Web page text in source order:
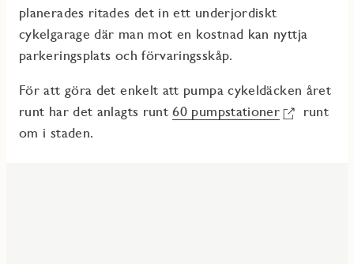
planerades ritades det in ett underjordiskt
cykelgarage där man mot en kostnad kan nyttja
parkeringsplats och förvaringsskåp.
För att göra det enkelt att pumpa cykeldäcken året
runt har det anlagts runt60 pumpstationer
runt
om i staden.